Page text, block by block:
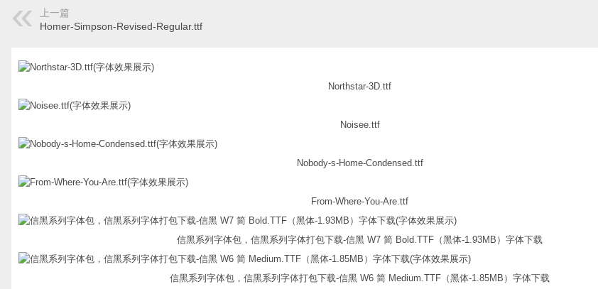
上一篇
Homer-Simpson-Revised-Regular.ttf
Northstar-3D.ttf
Noisee.ttf
Nobody-s-Home-Condensed.ttf
From-Where-You-Are.ttf
信黑系列字体包，信黑系列字体打包下载-信黑 W7 简 Bold.TTF（黑体-1.93MB）字体下载
信黑系列字体包，信黑系列字体打包下载-信黑 W6 简 Medium.TTF（黑体-1.85MB）字体下载